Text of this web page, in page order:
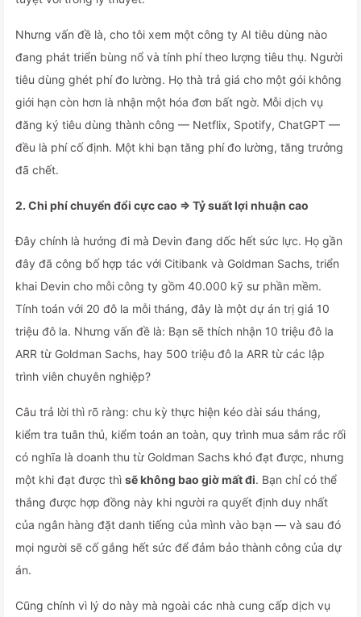
Nhưng vấn đề là, cho tôi xem một công ty AI tiêu dùng nào
đang phát triển bùng nổ và tính phí theo lượng tiêu thụ. Người
tiêu dùng ghét phí đo lường. Họ thà trả giá cho một gói không
giới hạn còn hơn là nhận một hóa đơn bất ngờ. Mỗi dịch vụ
đăng ký tiêu dùng thành công — Netflix, Spotify, ChatGPT —
đều là phí cố định. Một khi bạn tăng phí đo lường, tăng trưởng
đã chết.
2. Chi phí chuyển đổi cực cao ⇒ Tỷ suất lợi nhuận cao
Đây chính là hướng đi mà Devin đang dốc hết sức lực. Họ gần
đây đã công bố hợp tác với Citibank và Goldman Sachs, triển
khai Devin cho mỗi công ty gồm 40.000 kỹ sư phần mềm.
Tính toán với 20 đô la mỗi tháng, đây là một dự án trị giá 10
triệu đô la. Nhưng vấn đề là: Bạn sẽ thích nhận 10 triệu đô la
ARR từ Goldman Sachs, hay 500 triệu đô la ARR từ các lập
trình viên chuyên nghiệp?
Câu trả lời thì rõ ràng: chu kỳ thực hiện kéo dài sáu tháng,
kiểm tra tuân thủ, kiểm toán an toàn, quy trình mua sắm rắc rối
có nghĩa là doanh thu từ Goldman Sachs khó đạt được, nhưng
một khi đạt được thì sẽ không bao giờ mất đi. Bạn chỉ có thể
thắng được hợp đồng này khi người ra quyết định duy nhất
của ngân hàng đặt danh tiếng của mình vào bạn — và sau đó
mọi người sẽ cố gắng hết sức để đảm bảo thành công của dự
án.
Cũng chính vì lý do này mà ngoài các nhà cung cấp dịch vụ